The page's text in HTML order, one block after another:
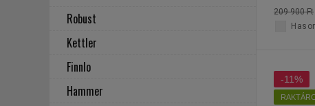
209 900 Ft
-11%
Robust
Kettler
Finnlo
Hammer